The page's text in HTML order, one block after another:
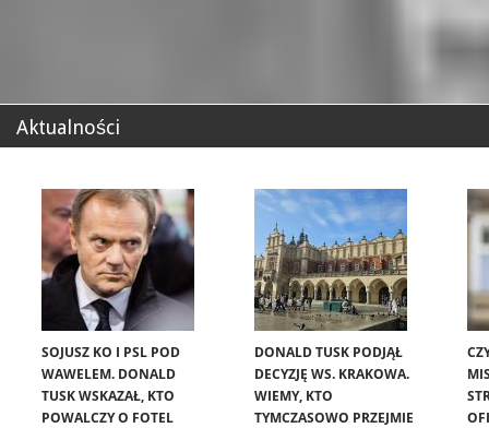
Aktualności
SOJUSZ KO I PSL POD
WAWELEM. DONALD
TUSK WSKAZAŁ, KTO
POWALCZY O FOTEL
DONALD TUSK PODJĄŁ
DECYZJĘ WS. KRAKOWA.
WIEMY, KTO
TYMCZASOWO PRZEJMIE